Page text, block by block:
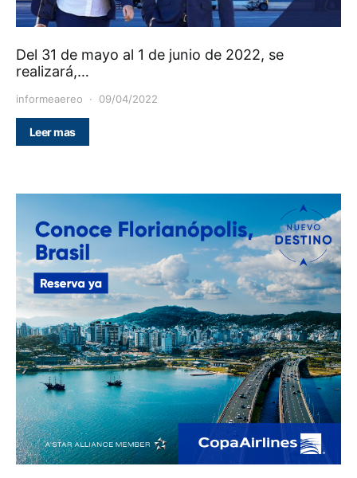
Del 31 de mayo al 1 de junio de 2022, se
realizará,…
informeaereo 09/04/2022
Leer mas